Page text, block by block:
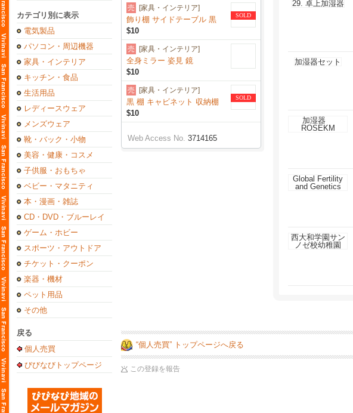
カテゴリ別に表示
電気製品
パソコン・周辺機器
家具・インテリア
キッチン・食品
生活用品
レディースウェア
メンズウェア
靴・バック・小物
美容・健康・コスメ
子供服・おもちゃ
ベビー・マタニティ
本・漫画・雑誌
CD・DVD・ブルーレイ
ゲーム・ホビー
スポーツ・アウトドア
チケット・クーポン
楽器・機材
ペット用品
その他
戻る
個人売買
びびなびトップページ
SOLD
売 [家具・インテリア]
飾り棚 サイドテーブル 黒
$10
売 [家具・インテリア]
全身ミラー 姿見 鏡
$10
SOLD
売 [家具・インテリア]
黒 棚 キャビネット 収納棚
$10
Web Access No. 3714165
“個人売買” トップページへ戻る
この登録を報告